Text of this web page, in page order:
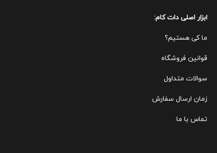
ابزار اصلی دات کام:
ما کی هستیم؟
قوانین فروشگاه
سوالات متداول
زمان ارسال سفارش
تماس با ما